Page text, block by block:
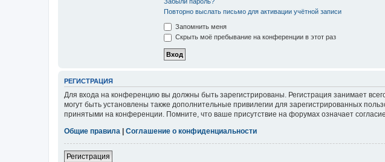
Повторно выслать письмо для активации учётной записи
Запомнить меня
Скрыть моё пребывание на конференции в этот раз
РЕГИСТРАЦИЯ
Для входа на конференцию вы должны быть зарегистрированы. Регистрация занимает
могут быть установлены также дополнительные привилегии для зарегистрированных
принятыми на конференции. Помните, что ваше присутствие на форумах означает
Общие правила
Соглашение о конфиденциальности
Регистрация